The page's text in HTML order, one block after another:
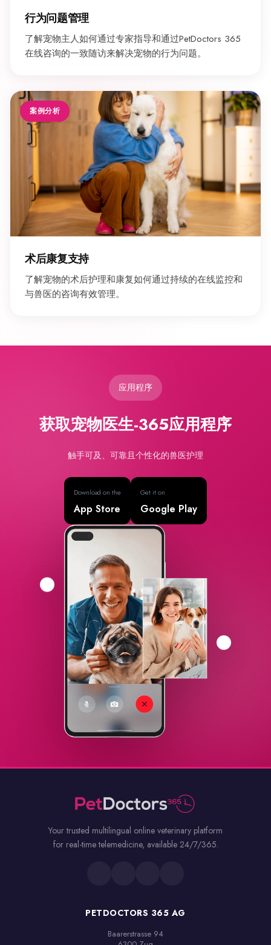
行为问题管理
了解宠物主人如何通过专家指导和通过PetDoctors 365
在线咨询的一致随访来解决宠物的行为问题。
案例分析
术后康复支持
了解宠物的术后护理和康复如何通过持续的在线监控和
与兽医的咨询有效管理。
应用程序
获取宠物医生-365应用程序
触手可及、可靠且个性化的兽医护理
Download on the
App Store
Get it on
Google Play
Your trusted multilingual online veterinary platform
for real-time telemedicine, available 24/7/365.
PETDOCTORS 365 AG
Baarerstrasse 94